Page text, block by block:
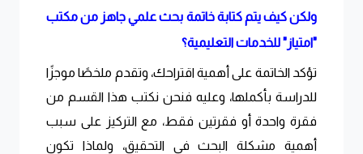
ولكن كيف يتم كتابة خاتمة بحث علمي جاهز من مكتب
"امتياز" للخدمات التعليمية؟
تؤكد الخاتمة على أهمية اقتراحك، وتقدم ملخصًا موجزًا
​​للدراسة بأكملها، وعليه فنحن نكتب هذا القسم من
فقرة واحدة أو فقرتين فقط، مع التركيز على سبب
أهمية مشكلة البحث في التحقيق، ولماذا تكون